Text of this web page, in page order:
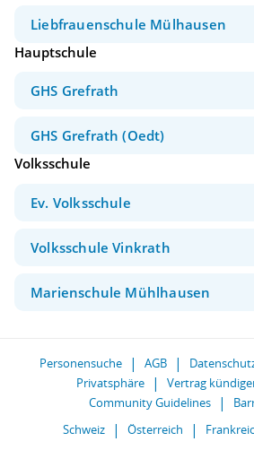
Liebfrauenschule Mülhausen
Hauptschule
GHS Grefrath
GHS Grefrath (Oedt)
Volksschule
Ev. Volksschule
Volksschule Vinkrath
Marienschule Mühlhausen
Personensuche AGB
Privatsphäre
Vertrag
Community Guidelines
Schweiz
Österreich